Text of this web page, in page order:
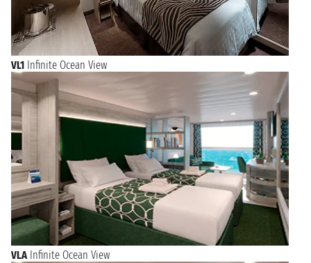
VL1 Infinite Ocean View
VLA Infinite Ocean View